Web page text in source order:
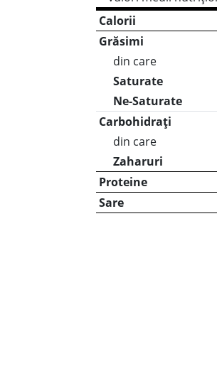
Calorii
Grăsimi
din care
Saturate
Ne-Saturate
Carbohidrați
din care
Zaharuri
Proteine
Sare